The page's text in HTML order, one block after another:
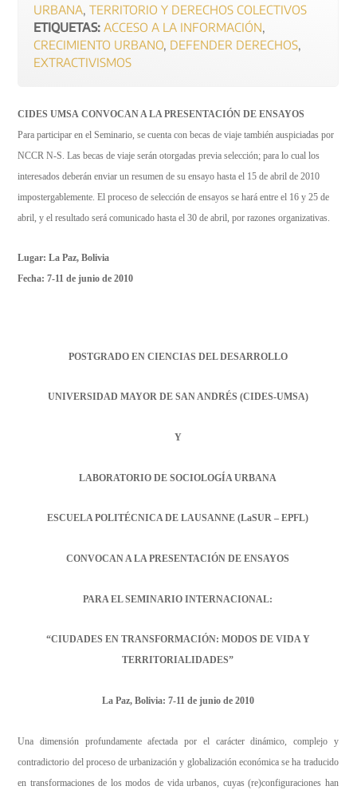
URBANA ,TERRITORIO Y DERECHOS COLECTIVOS
ETIQUETAS: ACCESO A LA INFORMACIÓN
CRECIMIENTO URBANO DEFENDER DERECHOS
EXTRACTIVISMOS
CIDES UMSA CONVOCAN A LA PRESENTACIÓN DE ENSAYOS
Para participar en el Seminario, se cuenta con becas de viaje también auspiciadas por
NCCR N-S. Las becas de viaje serán otorgadas previa selección; para lo cual los
interesados deberán enviar un resumen de su ensayo hasta el 15 de abril de 2010
impostergablemente. El proceso de selección de ensayos se hará entre el 16 y 25 de
abril, y el resultado será comunicado hasta el 30 de abril, por razones organizativas.
Lugar: La Paz, Bolivia
Fecha:7-11 de junio de 2010
POSTGRADO EN CIENCIAS DEL DESARROLLO
UNIVERSIDAD MAYOR DE SAN ANDRÉS (CIDES-UMSA)
Y
LABORATORIO DE SOCIOLOGÍA URBANA
ESCUELA POLITÉCNICA DE LAUSANNE (LaSUR – EPFL)
CONVOCAN A LA PRESENTACIÓN DE ENSAYOS
PARA EL SEMINARIO INTERNACIONAL:
“CIUDADES EN TRANSFORMACIÓN: MODOS DE VIDA Y
TERRITORIALIDADES”
La Paz, Bolivia: 7-11 de junio de 2010
Una dimensión profundamente afectada por el carácter dinámico, complejo y
contradictorio del proceso de urbanización y globalización económica se ha traducido
en transformaciones de los modos de vida urbanos, cuyas (re)configuraciones han